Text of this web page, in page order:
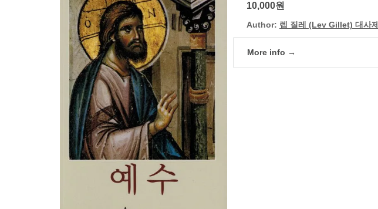
10,000원
Author: 렙 질레 (Lev Gillet) 대사제
More info →